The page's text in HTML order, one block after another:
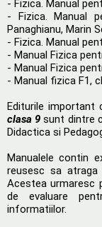
- Fizica. Manual
- Fizica. Manual
Panaghianu, Marin
- Fizica. Manual
- Manual Fizica
- Manual Fizica
- Manual fizica F1,
Editurile important
clasa 9 sunt dintre
Didactica si
Manualele contin
reusesc sa
Acestea urmaresc
de evaluare
informatiilor.